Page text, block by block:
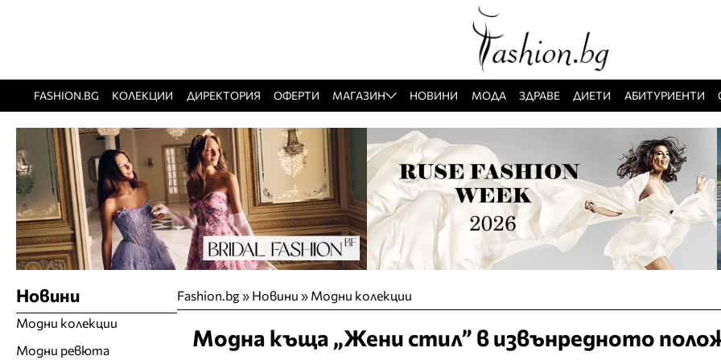
FASHION.BG КОЛЕКЦИИ ДИРЕКТОРИЯ ОФЕРТИ МАГАЗИН НОВИНИ МОДА ЗДРАВЕ ДИЕТИ АБИТУРИЕНТИ
Fashion.bg» Новини » Модни колекции
Модна къща „Жени стил” в извънредното
Новини
Модни колекции
Модни ревюта